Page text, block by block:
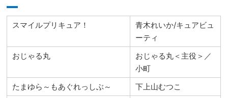
スマイルプリキュア！
青木れいか/キュアビュ
ーティ
おじゃる丸
おじゃる丸＜主役＞／
小町
たまゆら～もあぐれっしぶ～
下上山むつこ